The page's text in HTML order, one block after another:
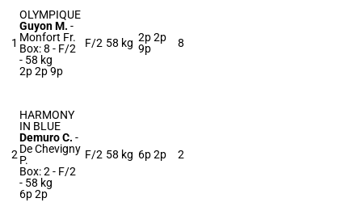
1
OLYMPIQUE
Guyon M. -
Monfort Fr.
Box: 8 - F/2
- 58 kg
2p 2p 9p
F/2 58 kg 2p 2p
9p
8
2
HARMONY
IN BLUE
Demuro C. -
De Chevigny
P.
Box: 2 - F/2
- 58 kg
6p 2p
F/2 58 kg 6p 2p 2